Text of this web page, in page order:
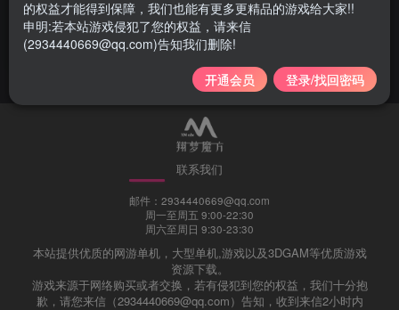
怎么获取充值点？
教程与攻略
4年前 2030
联系我们
邮件：2934440669@qq.com
周一至周五 9:00-22:30
周六至周日 9:30-23:30
本站提供优质的网游单机，大型单机,游戏以及3DGAM等优质游戏
资源下载。
游戏来源于网络购买或者交换，若有侵犯到您的权益，我们十分抱
歉，请您来信（2934440669@qq.com）告知，收到来信2小时内
的权益才能得到保障，我们也能有更多更精品的游戏给大家!!
申明:若本站游戏侵犯了您的权益，请来信
(2934440669@qq.com)告知我们删除!
开通会员 登录/找回密码